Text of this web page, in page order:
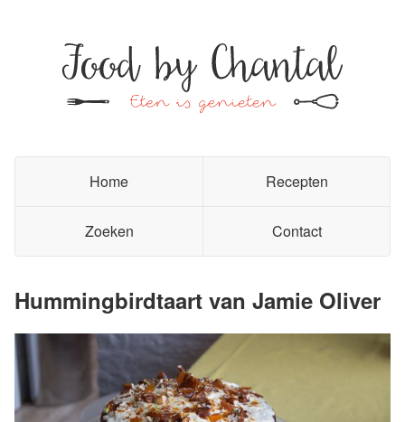
Home Recepten
Zoeken Contact
Hummingbirdtaart van Jamie Oliver